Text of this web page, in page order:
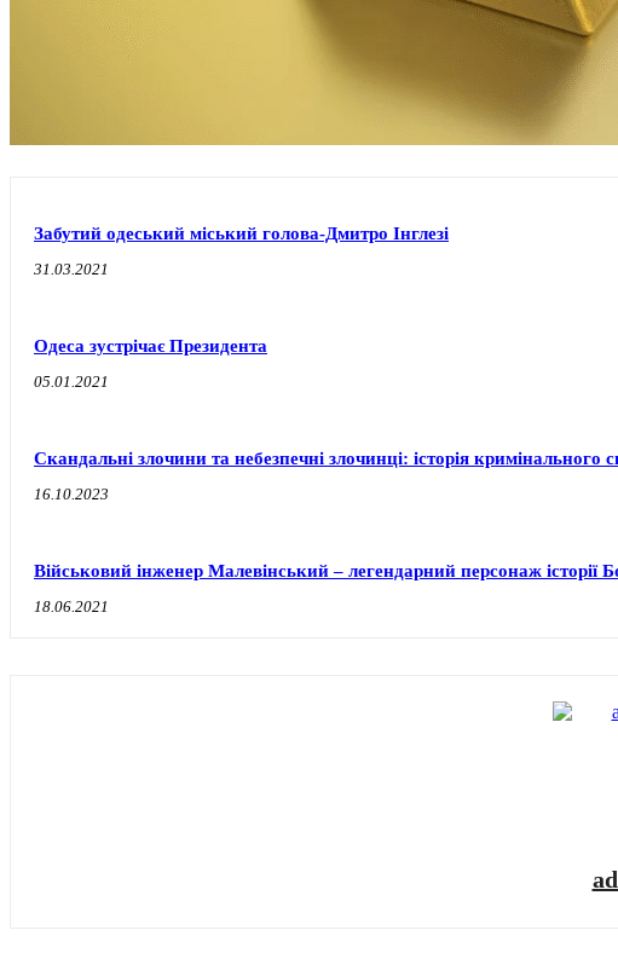
Забутий одеський міський голова-Дмитро Інглезі
31.03.2021
Одеса зустрічає Президента
05.01.2021
Скандальні злочини та небезпечні злочинці: історія кримінального
16.10.2023
Військовий інженер Малевінський – легендарний персонаж історії
18.06.2021